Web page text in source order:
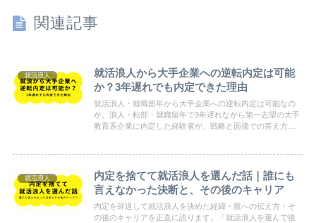
関連記事
就活浪人
就活浪人から大手企業への逆転内定は可能
か？3年遅れでも内定できた理由
就活浪人・就職留年から大手企業への逆転内定は可能なの
か。浪人・転部・就職留年で3年遅れながら第一志望の大手
教育系企業に内定した経験者が、戦略と面接での答え方を
就活浪人
内定を捨てて就活浪人を選んだ話｜誰にも
言えなかった決断と、その後のキャリア
内定を辞退して就活浪人を決めた経緯・親への伝え方・そ
の後のキャリアを正直に語ります。「就活浪人を選んで後